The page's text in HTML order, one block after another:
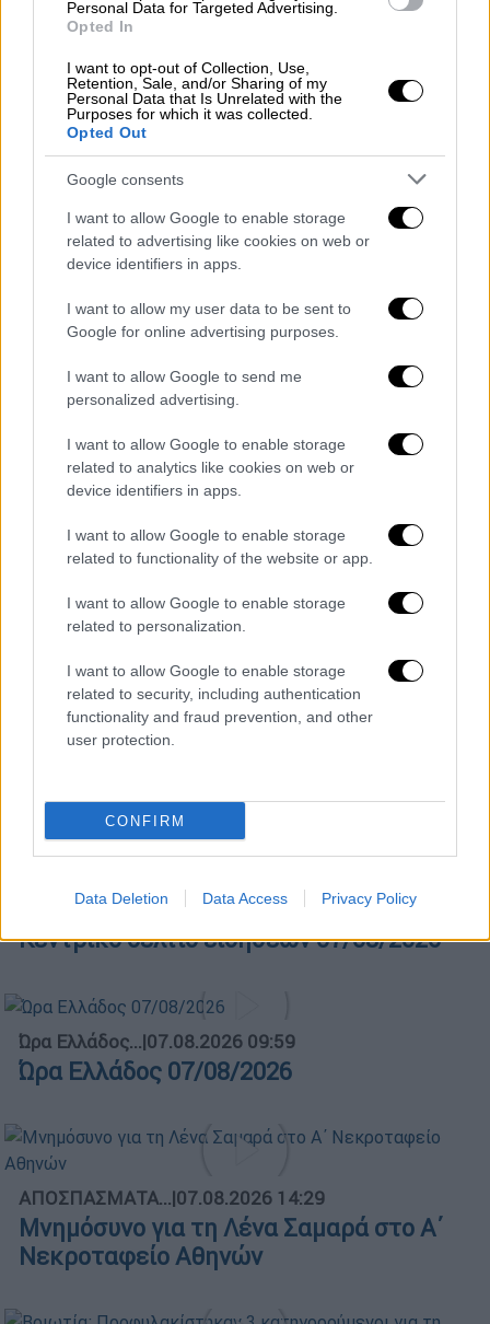
Personal Data for Targeted Advertising.
Opted In
I want to opt-out of Collection, Use,
Retention, Sale, and/or Sharing of my
Personal Data that Is Unrelated with the
Purposes for which it was collected.
Opted Out
Google consents
I want to allow Google to enable storage
related to advertising like cookies on web or
device identifiers in apps.
I want to allow my user data to be sent to
Google for online advertising purposes.
I want to allow Google to send me
personalized advertising.
I want to allow Google to enable storage
related to analytics like cookies on web or
device identifiers in apps.
I want to allow Google to enable storage
related to functionality of the website or app.
I want to allow Google to enable storage
related to personalization.
I want to allow Google to enable storage
related to security, including authentication
functionality and fraud prevention, and other
user protection.
CONFIRM
Data Deletion Data Access Privacy Policy
Ελλάδα|23.12.2018 18:09
«Κίνημα Φτωχών Ελλάδας», το νέο
κόμμα που ίδρυσε ο Παύλος
Κοντογιαννίδης
Στόχος του ηθοποιού είναι να μπει και πάλι
στη Βουλή
ΑΛΛΑ #TAGS
ηθοποιός
Κίνημα Φτωχών Ελλάδας
Ηλίας Λογοθέτης
Γιάννης Γιοκαρίνης
POPULAR VIDEOS
Κεντρικό... |07.08.2026 19:53
Κεντρικό δελτίο ειδήσεων 07/08/2026
Ώρα Ελλάδος...|07.08.2026 09:59
Ώρα Ελλάδος 07/08/2026
ΑΠΟΣΠΑΣΜΑΤΑ...|07.08.2026 14:29
Μνημόσυνο για τη Λένα Σαμαρά στο Α΄
Νεκροταφείο Αθηνών